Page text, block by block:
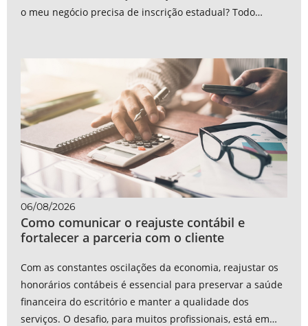
o meu negócio precisa de inscrição estadual? Todo
06/08/2026
Como comunicar o reajuste contábil e
fortalecer a parceria com o cliente
Com as constantes oscilações da economia, reajustar os
honorários contábeis é essencial para preservar a saúde
financeira do escritório e manter a qualidade dos
serviços. O desafio, para muitos profissionais, está em